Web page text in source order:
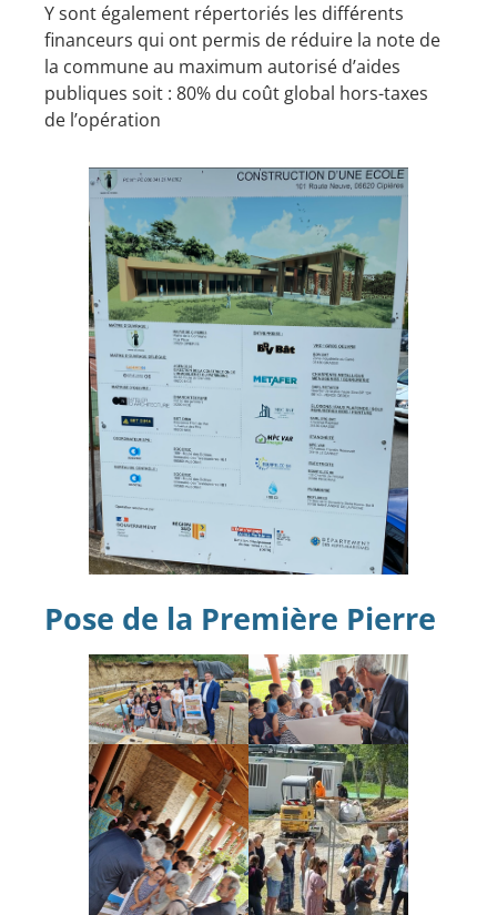
Y sont également répertoriés les différents
financeurs qui ont permis de réduire la note de
la commune au maximum autorisé d’aides
publiques soit : 80% du coût global hors-taxes
de l’opération
Pose de la Première Pierre